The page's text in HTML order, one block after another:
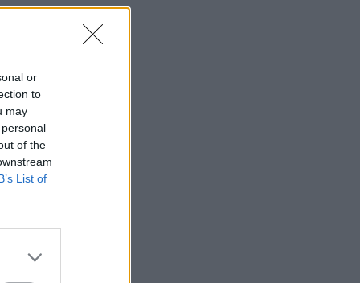
or
to
may
of the
List of